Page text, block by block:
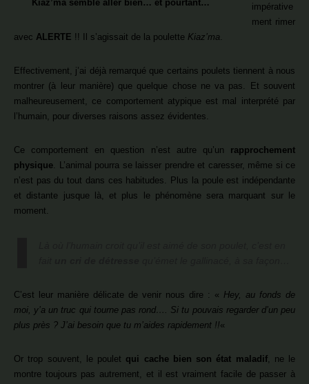
Kiaz’ma semble aller bien… et pourtant…
impérative
ment rimer
avec ALERTE !! Il s’agissait de la poulette Kiaz’ma
Effectivement, j’ai déjà remarqué que certains poulets tiennent à nous
montrer (à leur manière) que quelque chose ne va pas. Et souvent
malheureusement, ce comportement atypique est mal interprété par
l’humain, pour diverses raisons assez évidentes.
Ce comportement en question n’est autre qu’un rapprochement
physique . L’animal pourra se laisser prendre et caresser, même si ce
n’est pas du tout dans ces habitudes. Plus la poule est indépendante
et distante jusque là, et plus le phénomène sera marquant sur le
moment.
C’est leur manière délicate de venir nous dire : « Hey, au fonds de
moi, y’a un truc qui tourne pas rond…. Si tu pouvais regarder d’un peu
plus près ? J’ai besoin que tu m’aides rapidement !!«
Or trop souvent, le poulet qui cache bien son état maladif, ne le
montre toujours pas autrement, et il est vraiment facile de passer à